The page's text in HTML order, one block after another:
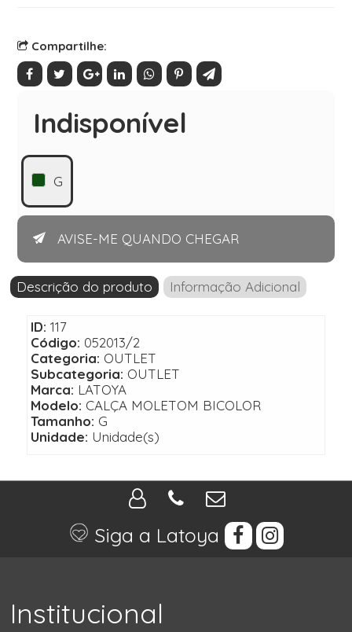
Compartilhe:
Indisponível
G
AVISE-ME QUANDO CHEGAR
Descrição do produto Informação Adicional
ID: 117
Código: 052013/2
Categoria: OUTLET
Subcategoria: OUTLET
Marca: LATOYA
Modelo: CALÇA MOLETOM BICOLOR
Tamanho: G
Unidade: Unidade(s)
Siga a Latoya
Institucional